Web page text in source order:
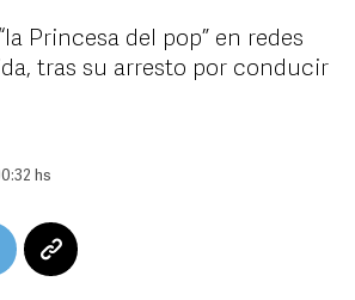
Princesa del pop” en redes
tras su arresto por conducir
hs